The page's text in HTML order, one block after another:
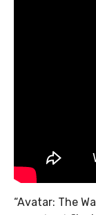
“Avatar: The